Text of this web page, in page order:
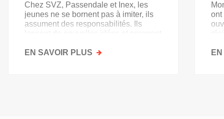
Chez SVZ, Passendale et Inex, les
jeunes ne se bornent pas à imiter, ils
assument des responsabilités. Ils
lancent de nouvelles idées et prennent
EN SAVOIR PLUS SUR
ont